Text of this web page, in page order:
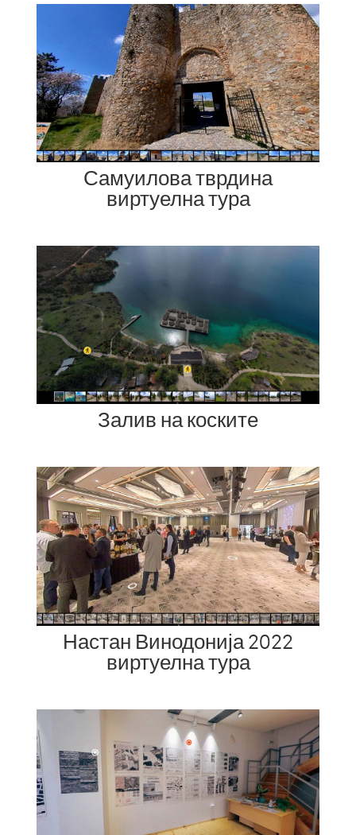
Самуилова тврдина
виртуелна тура
Залив на коските
Настан Винодонија 2022
виртуелна тура